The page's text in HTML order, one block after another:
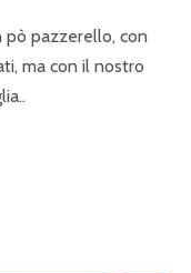
pò pazzerello, con
ma con il nostro